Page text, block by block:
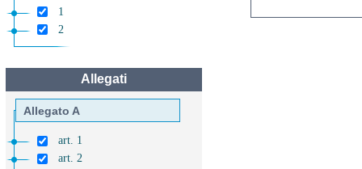
1
2
Allegati
Allegato A
art. 1
art. 2